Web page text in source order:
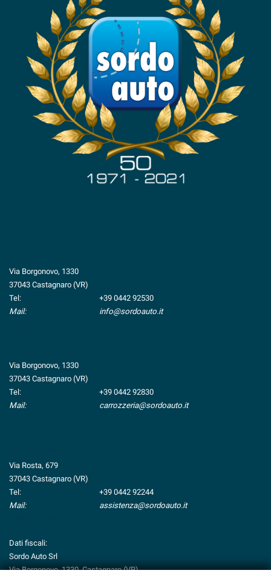
Via Borgonovo, 1330
37043 Castagnaro (VR)
Tel:
+39 0442 92530
Mail:
info@sordoauto.it
Via Borgonovo, 1330
37043 Castagnaro (VR)
Tel:
+39 0442 92830
Mail:
carrozzeria@sordoauto.it
Via Rosta, 679
37043 Castagnaro (VR)
Tel:
+39 0442 92244
Mail:
assistenza@sordoauto.it
Dati fiscali:
Sordo Auto Srl
Via Borgonovo, 1330, Castagnaro (VR)